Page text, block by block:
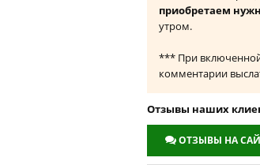
приобретаем
утром.
*** При
комментарии
Отзывы наших
ОТЗЫВЫ НА